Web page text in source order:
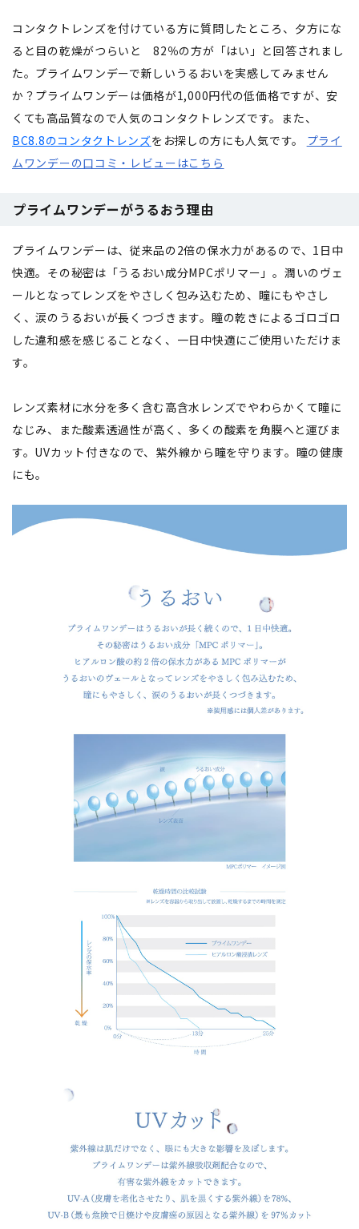
コンタクトレンズを付けている方に質問したところ、夕方にな
ると目の乾燥がつらいと 82％の方が「はい」と回答されまし
た。プライムワンデーで新しいうるおいを実感してみません
か？プライムワンデーは価格が1,000円代の低価格ですが、安
くても高品質なので人気のコンタクトレンズです。また、
BC8.8のコンタクトレンズをお探しの方にも人気です。 プライ
ムワンデーの口コミ・レビューはこちら
プライムワンデーがうるおう理由
プライムワンデーは、従来品の2倍の保水力があるので、1日中
快適。その秘密は「うるおい成分MPCポリマー」。潤いのヴェ
ールとなってレンズをやさしく包み込むため、瞳にもやさし
く、涙のうるおいが長くつづきます。瞳の乾きによるゴロゴロ
した違和感を感じることなく、一日中快適にご使用いただけま
す。
レンズ素材に水分を多く含む高含水レンズでやわらかくて瞳に
なじみ、また酸素透過性が高く、多くの酸素を角膜へと運びま
す。UVカット付きなので、紫外線から瞳を守ります。瞳の健康
にも。